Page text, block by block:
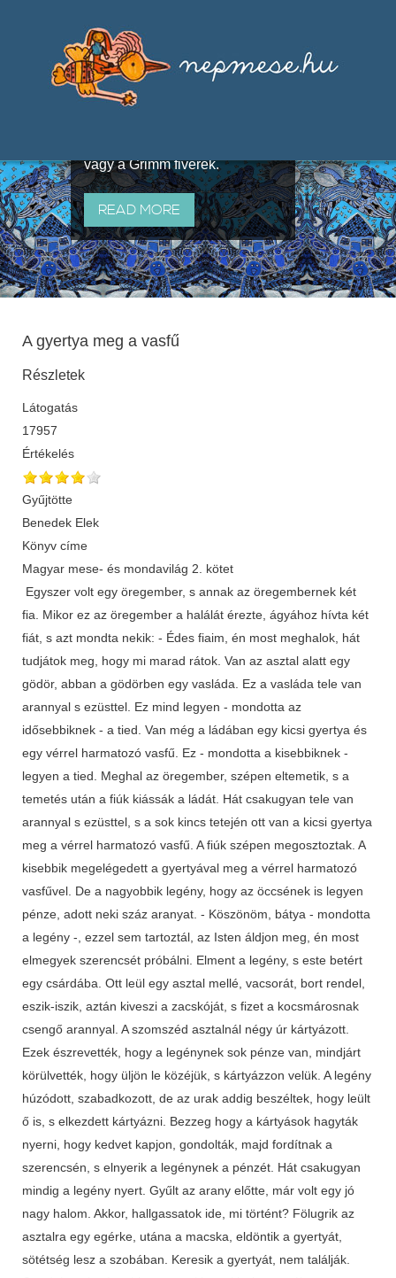
útján terjedő elbeszélésekből,
melyeket olyan ismert gyűjtők
állítottak össze, mint Benedek
vagy a Grimm fivérek.
READ MORE
A gyertya meg a vasfű
Részletek
Látogatás
17957
Értékelés
Gyűjtötte
Benedek Elek
Könyv címe
Magyar mese- és mondavilág 2. kötet
Egyszer volt egy öregember, s annak az öregembernek két
fia. Mikor ez az öregember a halálát érezte, ágyához hívta két
fiát, s azt mondta nekik: - Édes fiaim, én most meghalok, hát
tudjátok meg, hogy mi marad rátok. Van az asztal alatt egy
gödör, abban a gödörben egy vasláda. Ez a vasláda tele van
arannyal s ezüsttel. Ez mind legyen - mondotta az
idősebbiknek - a tied. Van még a ládában egy kicsi gyertya és
egy vérrel harmatozó vasfű. Ez - mondotta a kisebbiknek -
legyen a tied. Meghal az öregember, szépen eltemetik, s a
temetés után a fiúk kiássák a ládát. Hát csakugyan tele van
arannyal s ezüsttel, s a sok kincs tetején ott van a kicsi gyertya
meg a vérrel harmatozó vasfű. A fiúk szépen megosztoztak. A
kisebbik megelégedett a gyertyával meg a vérrel harmatozó
vasfűvel. De a nagyobbik legény, hogy az öccsének is legyen
pénze, adott neki száz aranyat. - Köszönöm, bátya - mondotta
a legény -, ezzel sem tartoztál, az Isten áldjon meg, én most
elmegyek szerencsét próbálni. Elment a legény, s este betért
egy csárdába. Ott leül egy asztal mellé, vacsorát, bort rendel,
eszik-iszik, aztán kiveszi a zacskóját, s fizet a kocsmárosnak
csengő arannyal. A szomszéd asztalnál négy úr kártyázott.
Ezek észrevették, hogy a legénynek sok pénze van, mindjárt
körülvették, hogy üljön le közéjük, s kártyázzon velük. A legény
húzódott, szabadkozott, de az urak addig beszéltek, hogy leült
ő is, s elkezdett kártyázni. Bezzeg hogy a kártyások hagyták
nyerni, hogy kedvet kapjon, gondolták, majd fordítnak a
szerencsén, s elnyerik a legénynek a pénzét. Hát csakugyan
mindig a legény nyert. Gyűlt az arany előtte, már volt egy jó
nagy halom. Akkor, hallgassatok ide, mi történt? Fölugrik az
asztalra egy egérke, utána a macska, eldöntik a gyertyát,
sötétség lesz a szobában. Keresik a gyertyát, nem találják.